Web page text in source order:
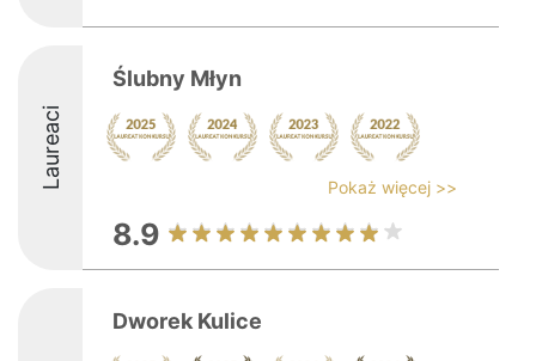
Laureaci
Ślubny Młyn
Pokaż więcej >>
8.9
Dworek Kulice